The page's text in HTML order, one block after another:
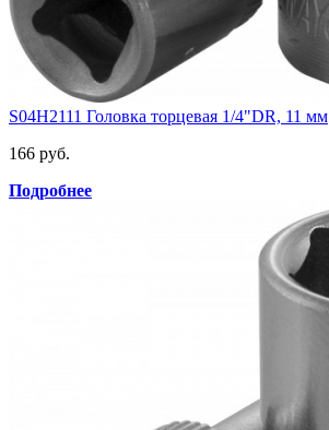
S04H2111 Головка торцевая 1/4"DR, 11 мм
166 руб.
Подробнее